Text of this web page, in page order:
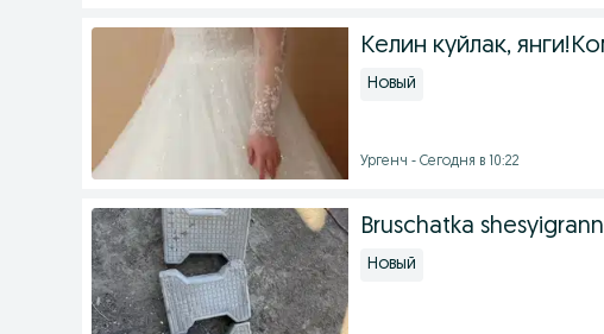
Келин куйлак,
Новый
Ургенч - Сегодня в 10:22
Bruschatka
Новый